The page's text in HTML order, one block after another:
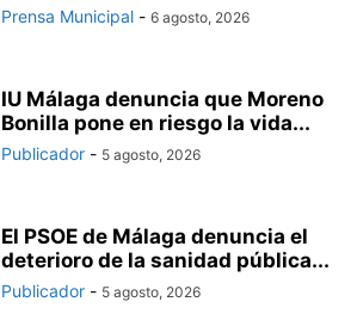
Prensa Municipal - 6 agosto, 2026
IU Málaga denuncia que Moreno
Bonilla pone en riesgo la vida...
Publicador - 5 agosto, 2026
El PSOE de Málaga denuncia el
deterioro de la sanidad pública...
Publicador - 5 agosto, 2026